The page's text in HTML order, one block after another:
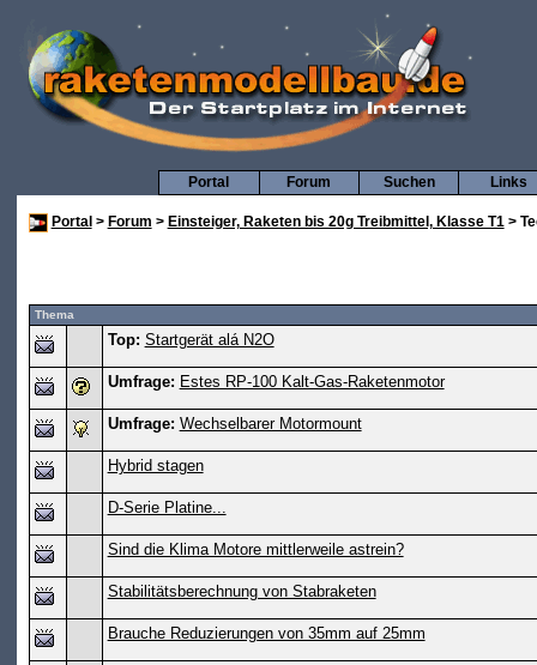
Links
Suchen
Forum
Portal
Portal > Forum > Einsteiger, Raketen bis 20g Treibmittel, Klasse T1>
Thema
Top: Startgerät alá N2O
Umfrage: Estes RP-100 Kalt-Gas-Raketenmotor
Umfrage: Wechselbarer Motormount
Hybrid stagen
D-Serie Platine...
Sind die Klima Motore mittlerweile astrein?
Stabilitätsberechnung von Stabraketen
Brauche Reduzierungen von 35mm auf 25mm